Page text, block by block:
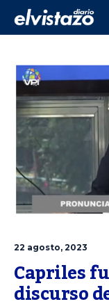
22 agosto, 2023
Capriles
discurso